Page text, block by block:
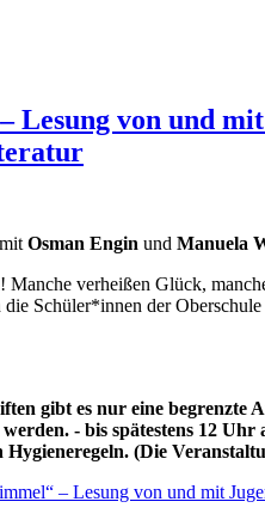
Lesung von und
Osman Engin und Manuela
verheißen Glück,
die Schüler*innen der
gibt es nur eine
- bis spätestens 12
Hygieneregeln. (Die
– Lesung von und mit